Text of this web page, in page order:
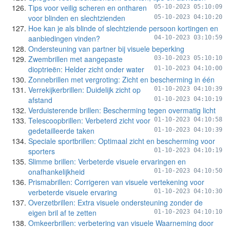
05-10-2023 05:10:09
Tips voor veilig scheren en ontharen
voor blinden en slechtzienden
05-10-2023 04:10:20
Hoe kan je als blinde of slechtziende persoon kortingen en
aanbiedingen vinden?
04-10-2023 03:10:59
Ondersteuning van partner bij visuele beperking
03-10-2023 05:10:10
Zwembrillen met aangepaste
dioptrieën: Helder zicht onder water
01-10-2023 04:10:00
Zonnebrillen met vergroting: Zicht en bescherming in één
01-10-2023 04:10:39
Verrekijkerbrillen: Duidelijk zicht op
afstand
01-10-2023 04:10:19
Verduisterende brillen: Bescherming tegen overmatig licht
01-10-2023 04:10:58
Telescoopbrillen: Verbeterd zicht voor
gedetailleerde taken
01-10-2023 04:10:39
Speciale sportbrillen: Optimaal zicht en bescherming voor
sporters
01-10-2023 04:10:19
Slimme brillen: Verbeterde visuele ervaringen en
onafhankelijkheid
01-10-2023 04:10:50
Prismabrillen: Corrigeren van visuele vertekening voor
verbeterde visuele ervaring
01-10-2023 04:10:30
Overzetbrillen: Extra visuele ondersteuning zonder de
eigen bril af te zetten
01-10-2023 04:10:10
Omkeerbrillen: verbetering van visuele Waarneming door